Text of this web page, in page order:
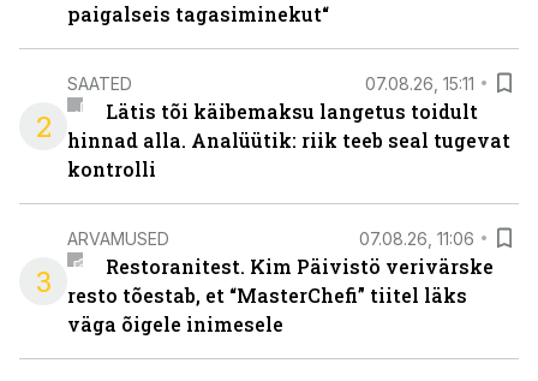
paigalseis tagasiminekut“
2
SAATED 07.08.26, 15:11
Lätis tõi käibemaksu langetus toidult
hinnad alla. Analüütik: riik teeb seal tugevat
kontrolli
3
ARVAMUSED 07.08.26, 11:06
Restoranitest. Kim Päivistö verivärske
resto tõestab, et “MasterChefi” tiitel läks
väga õigele inimesele